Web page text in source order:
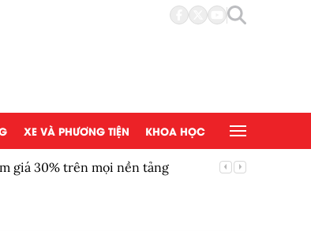
XE VÀ PHƯƠNG TIỆN KHOA HỌC
giá 30% trên mọi nền tảng